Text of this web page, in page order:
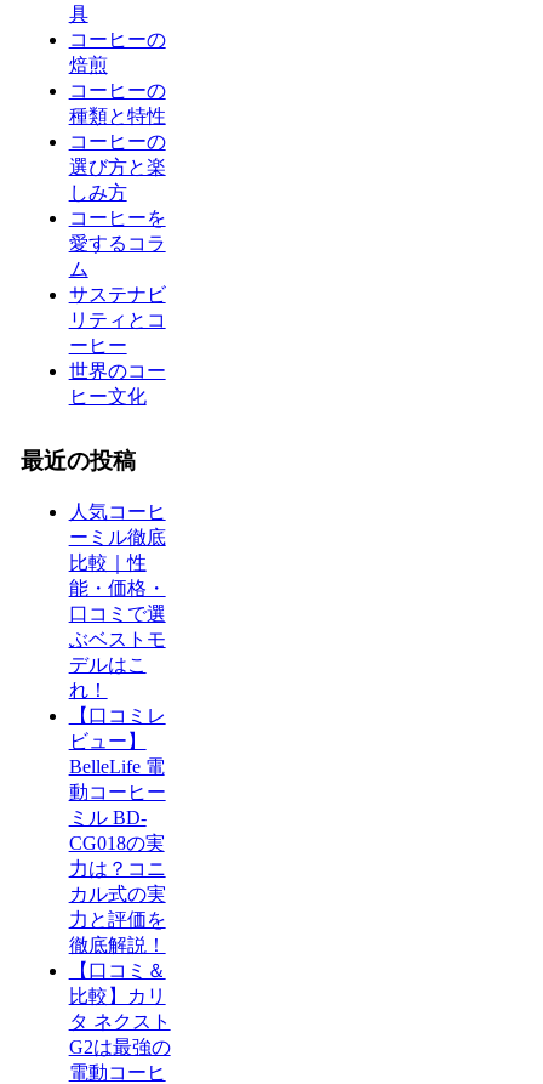
具
コーヒーの
焙煎
コーヒーの
種類と特性
コーヒーの
選び方と楽
しみ方
コーヒーを
愛するコラ
ム
サステナビ
リティとコ
ーヒー
世界のコー
ヒー文化
最近の投稿
人気コーヒ
ーミル徹底
比較｜性
能・価格・
口コミで選
ぶベストモ
デルはこ
れ！
【口コミレ
ビュー】
BelleLife 電
動コーヒー
ミル BD-
CG018の実
力は？コニ
カル式の実
力と評価を
徹底解説！
【口コミ＆
比較】カリ
タ ネクスト
G2は最強の
電動コーヒ